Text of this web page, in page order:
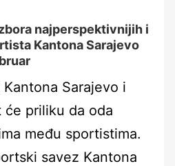
najperspektivnijih i
Kantona Sarajevo
Sarajevo i
priliku da oda
među sportistima.
savez Kantona